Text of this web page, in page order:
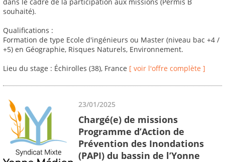
souhaité).
Qualifications :
Formation de type Ecole d'ingénieurs ou Master (niveau bac +4 /
+5) en Géographie, Risques Naturels, Environnement.
Lieu du stage : Échirolles (38), France [ voir l'offre complète ]
23/01/2025
Chargé(e) de missions
Programme d’Action de
Prévention des Inondations
(PAPI) du bassin de l’Yonne